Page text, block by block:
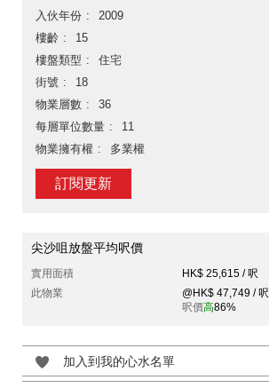
入伙年份
2009
樓齡
15
樓盤類型
住宅
街號
18
物業層數
36
每層單位數量
11
物業擁有權
多業權
訂閱更新
尖沙咀放盤平均呎價
實用面積
HK$ 25,615 / 呎
此物業
@HK$ 47,749 / 呎
呎價高86%
加入到我的心水名單